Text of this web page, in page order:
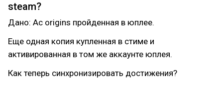
steam?
Дано: Ac origins пройденная в юплее.
Еще одная копия купленная в стиме и
активированная в том же аккаунте юплея.
Как теперь синхронизировать достижения?